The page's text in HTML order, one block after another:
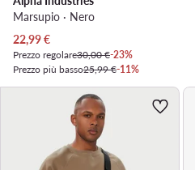
Marsupio · Nero
Prezzo attuale
22,99€
Prezzo regolare30,00 €-23%
Prezzo più basso25,99 €-11%